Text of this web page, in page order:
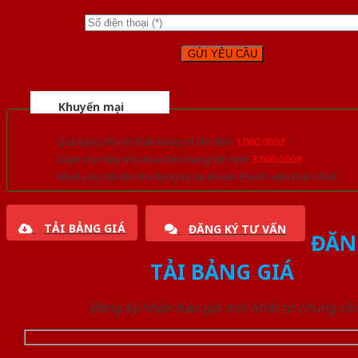
Khuyến mại
Quà tặng đồ nội thất trang trí lên đến 1.000.000đ
Giảm trực tiếp khi mua đơn hàng lớn hơn 3.000.000đ
Nhiều ưu đãi lớn khi đăng ký tài khoản thành viên thân thiết
TẢI BẢNG GIÁ ĐĂNG KÝ TƯ VẤN
TẢI BẢNG GIÁ
Đăng ký nhận báo giá mới nhất từ chúng tôi